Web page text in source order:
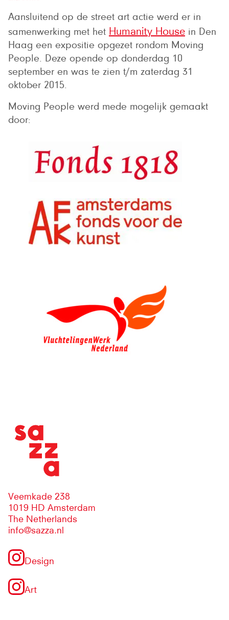
Aansluitend op de street art actie werd er in
samenwerking met het
Humanity House
in Den
Haag een expositie opgezet rondom Moving
People. Deze opende op donderdag 10
september en was te zien t/m zaterdag 31
oktober 2015.
Moving People werd mede mogelijk gemaakt
door:
Veemkade 238
1019 HD Amsterdam
The Netherlands
info@sazza.nl
Design
Art